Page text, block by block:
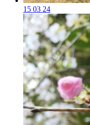
15 03 24